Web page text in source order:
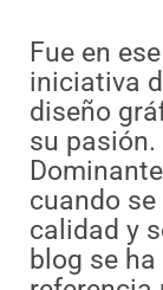
Fue en
iniciativa
diseño
su
cuando
calidad y
blog se